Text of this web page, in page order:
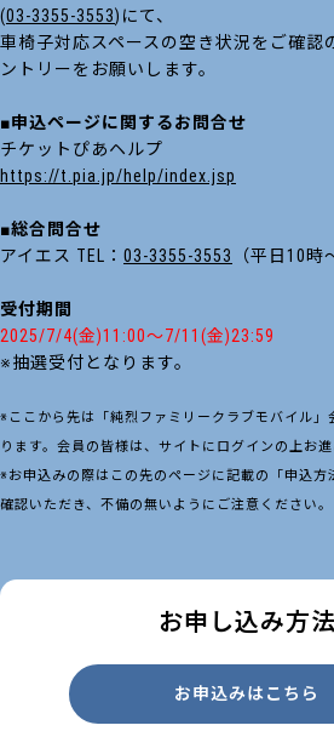
(03-3355-3553)にて、
車椅子対応スペースの空き状況をご確認
ントリーをお願いします。
■申込ページに関するお問合せ
チケットぴあヘルプ
https://t.pia.jp/help/index.jsp
■総合問合せ
アイエス TEL： 03-3355-3553 （平日10時
受付期間
2025/7/4(金)11:00～7/11(金)23:59
※抽選受付となります。
※ここから先は「純烈ファミリークラブモバイル」
ります。会員の皆様は、サイトにログインの上お進
※お申込みの際はこの先のページに記載の「申込方
確認いただき、不備の無いようにご注意ください。
お申し込み方法
お申込みはこちら